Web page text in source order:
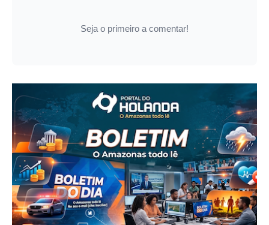
Seja o primeiro a comentar!